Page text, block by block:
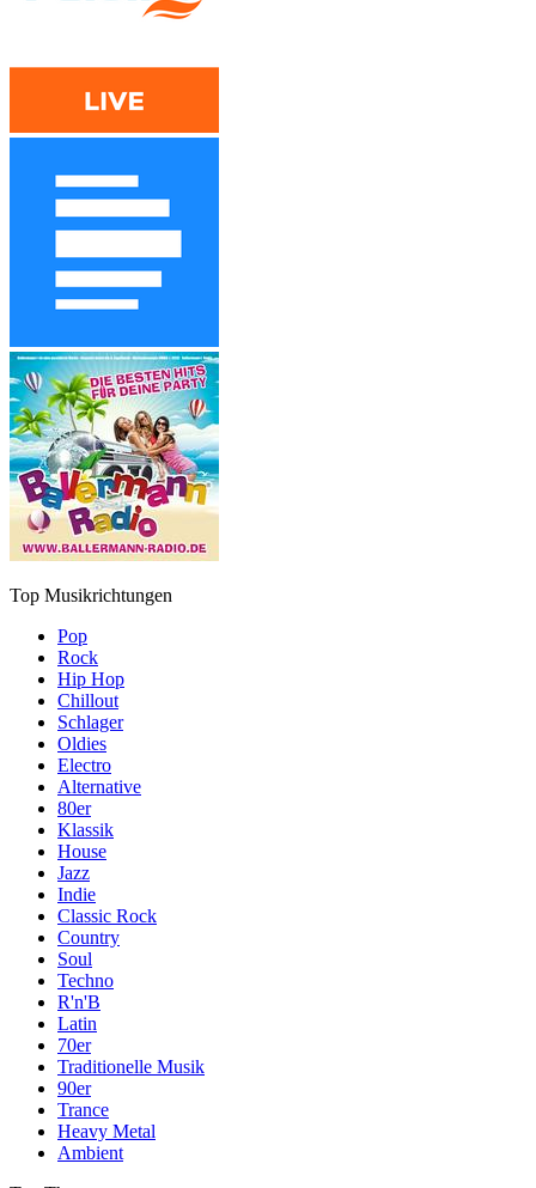
Top Musikrichtungen
Pop
Rock
Hip Hop
Chillout
Schlager
Oldies
Electro
Alternative
80er
Klassik
House
Jazz
Indie
Classic Rock
Country
Soul
Techno
R'n'B
Latin
70er
Traditionelle Musik
90er
Trance
Heavy Metal
Ambient